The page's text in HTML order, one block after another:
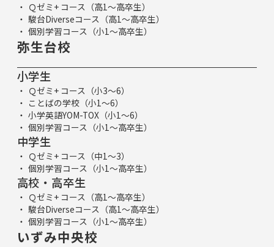
Ｑゼミ+ コース（高1～高卒生）
駿台Diverseコース（高1～高卒生）
個別学習コース（小1～高卒生）
弥生台校
小学生
Ｑゼミ+ コース（小3～6）
ことばの学校（小1～6）
小学英語YOM-TOX（小1～6）
個別学習コース（小1～高卒生）
中学生
Ｑゼミ+ コース（中1～3）
個別学習コース（小1～高卒生）
高校・高卒生
Ｑゼミ+ コース（高1～高卒生）
駿台Diverseコース（高1～高卒生）
個別学習コース（小1～高卒生）
いずみ中央校